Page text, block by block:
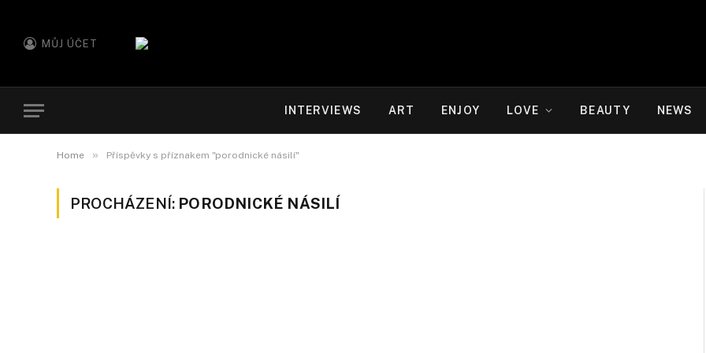
MŮJ ÚČET
INTERVIEWS ART ENJOY LOVE BEAUTY NEWS
Home » Příspěvky s příznakem "porodnické násilí"
PROCHÁZENÍ: PORODNICKÉ NÁSILÍ